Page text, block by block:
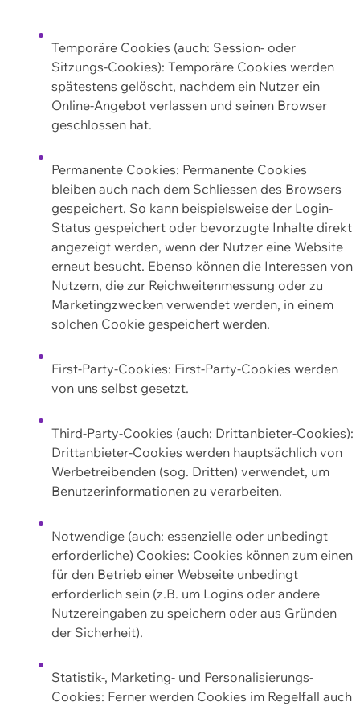
Temporäre Cookies (auch: Session- oder
Sitzungs-Cookies): Temporäre Cookies werden
spätestens gelöscht, nachdem ein Nutzer ein
Online-Angebot verlassen und seinen Browser
geschlossen hat.
Permanente Cookies: Permanente Cookies
bleiben auch nach dem Schliessen des Browsers
gespeichert. So kann beispielsweise der Login-
Status gespeichert oder bevorzugte Inhalte direkt
angezeigt werden, wenn der Nutzer eine Website
erneut besucht. Ebenso können die Interessen von
Nutzern, die zur Reichweitenmessung oder zu
Marketingzwecken verwendet werden, in einem
solchen Cookie gespeichert werden.
First-Party-Cookies: First-Party-Cookies werden
von uns selbst gesetzt.
Third-Party-Cookies (auch: Drittanbieter-Cookies):
Drittanbieter-Cookies werden hauptsächlich von
Werbetreibenden (sog. Dritten) verwendet, um
Benutzerinformationen zu verarbeiten.
Notwendige (auch: essenzielle oder unbedingt
erforderliche) Cookies: Cookies können zum einen
für den Betrieb einer Webseite unbedingt
erforderlich sein (z.B. um Logins oder andere
Nutzereingaben zu speichern oder aus Gründen
der Sicherheit).
Statistik-, Marketing- und Personalisierungs-
Cookies: Ferner werden Cookies im Regelfall auch